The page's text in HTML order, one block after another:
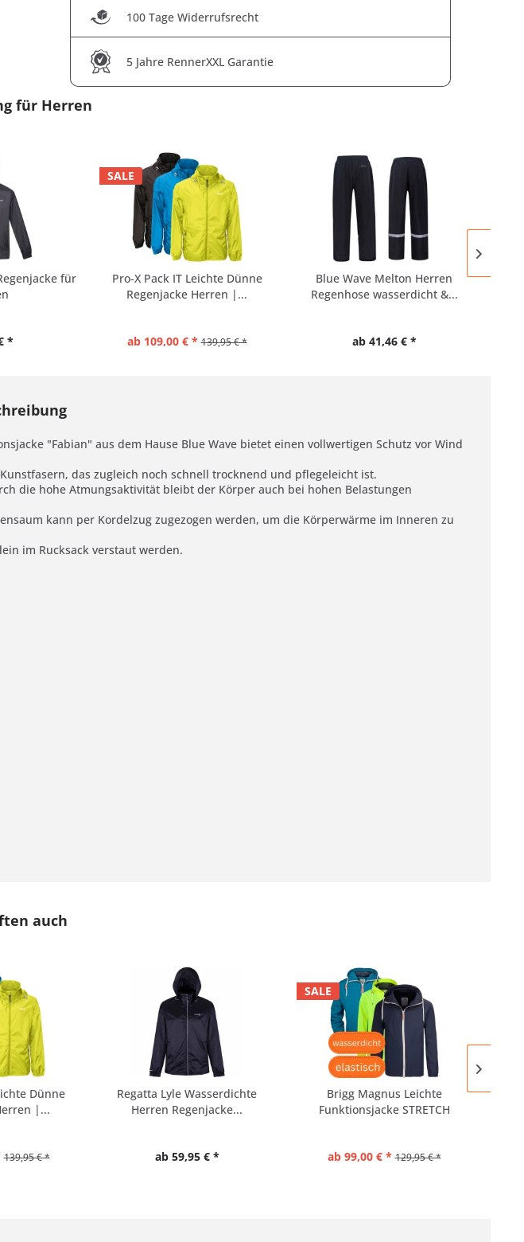
100 Tage Widerrufsrecht
5 Jahre RennerXXL Garantie
für Herren
für
*
SALE
Pro-X Pack IT Leichte Dünne
Regenjacke Herren |...
ab 109,00 € * 139,95 € *
Blue Wave Melton Herren
Regenhose wasserdicht &...
ab 41,46 € *
"Fabian" aus dem Hause Blue Wave bietet einen vollwertigen Schutz vor Wind
das zugleich noch schnell trocknend und pflegeleicht ist.
die hohe Atmungsaktivität bleibt der Körper auch bei hohen Belastungen
kann per Kordelzug zugezogen werden, um die Körperwärme im Inneren zu
im Rucksack verstaut werden.
auch
Dünne
|...
139,95 € *
Regatta Lyle Wasserdichte
Herren Regenjacke...
ab 59,95 € *
SALE
Brigg Magnus Leichte
Funktionsjacke STRETCH
ab 99,00 € * 129,95 € *